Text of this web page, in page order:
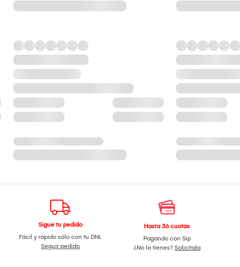
Sigue tu pedido
Fácil y rápido sólo con tu DNI.
Seguir pedido
Hasta 36 cuotas
Pagando con Sip
¿No la tienes? Solicítala